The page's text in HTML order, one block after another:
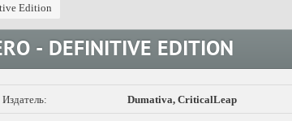
Edition
- DEFINITIVE EDITION
Издатель: Dumativa, CriticalLeap